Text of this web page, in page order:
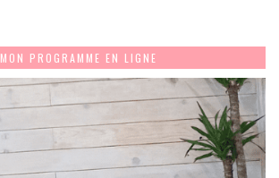
MON PROGRAMME EN LIGNE